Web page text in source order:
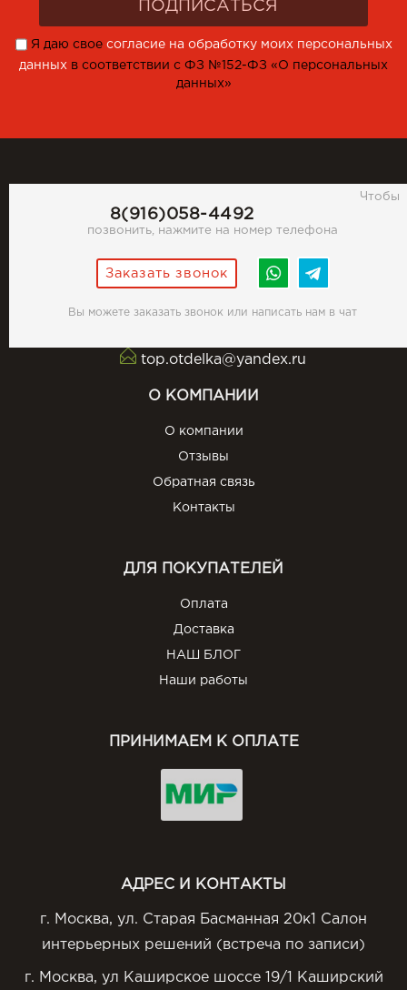
Я даю свое согласие на обработку моих персональных
данных в соответствии с ФЗ №152-ФЗ «О персональных
данных»
8(916)058-4492
Чтобы
позвонить, нажмите на номер телефона
Заказать звонок
Вы можете заказать звонок или написать нам в чат
top.otdelka@yandex.ru
О КОМПАНИИ
О компании
Отзывы
Обратная связь
Контакты
ДЛЯ ПОКУПАТЕЛЕЙ
Оплата
Доставка
НАШ БЛОГ
Наши работы
ПРИНИМАЕМ К ОПЛАТЕ
АДРЕС И КОНТАКТЫ
г. Москва, ул. Старая Басманная 20к1 Салон
интерьерных решений (встреча по записи)
г. Москва, ул Каширское шоссе 19/1 Каширский